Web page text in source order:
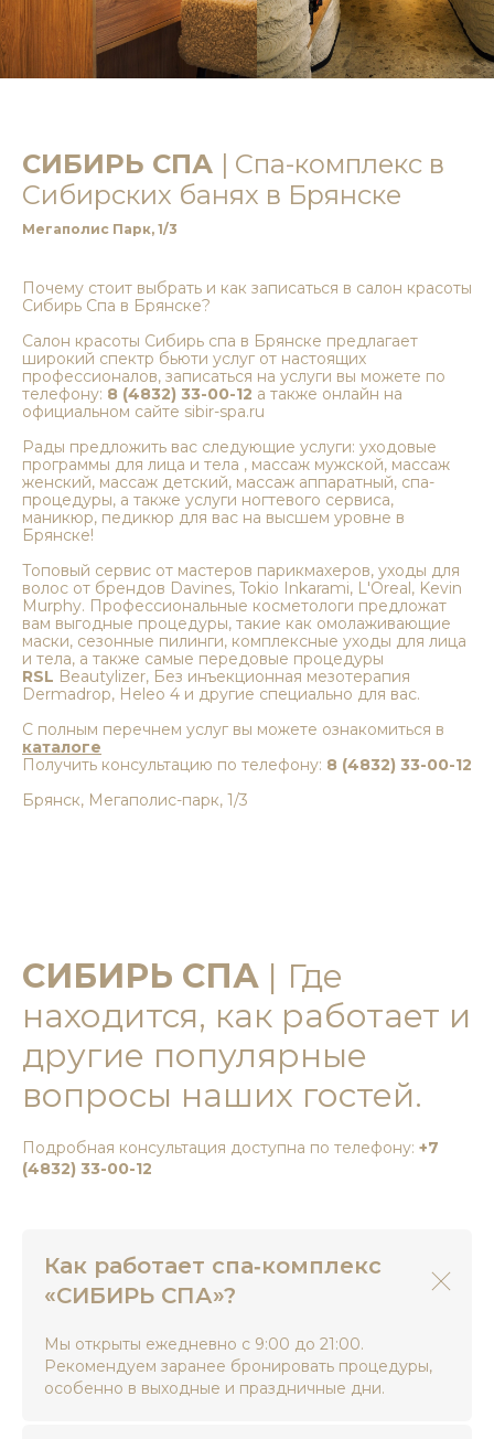
СИБИРЬ СПА | Спа-комплекс в
Сибирских банях в Брянске
Мегаполис Парк, 1/3
Почему стоит выбрать и как записаться в салон красоты
Сибирь Спа в Брянске?
Салон красоты Сибирь спа в Брянске предлагает
широкий спектр бьюти услуг от настоящих
профессионалов, записаться на услуги вы можете по
телефону: 8 (4832) 33-00-12 а также онлайн на
официальном сайте sibir-spa.ru
Рады предложить вас следующие услуги: уходовые
программы для лица и тела , массаж мужской, массаж
женский, массаж детский, массаж аппаратный, спа-
процедуры, а также услуги ногтевого сервиса,
маникюр, педикюр для вас на высшем уровне в
Брянске!
Топовый сервис от мастеров парикмахеров, уходы для
волос от брендов Davines, Tokio Inkarami, L'Oreal, Kevin
Murphy. Профессиональные косметологи предложат
вам выгодные процедуры, такие как омолаживающие
маски, сезонные пилинги, комплексные уходы для лица
и тела, а также самые передовые процедуры
RSL Beautylizer, Без инъекционная мезотерапия
Dermadrop, Heleo 4 и другие специально для вас.
С полным перечнем услуг вы можете ознакомиться в
каталоге
Получить консультацию по телефону: 8 (4832) 33-00-12
Брянск, Мегаполис-парк, 1/3
СИБИРЬ СПА | Где
находится, как работает и
другие популярные
вопросы наших гостей.
Подробная консультация доступна по телефону: +7
(4832) 33-00-12
Как работает спа‑комплекс
«СИБИРЬ СПА»?
Мы открыты ежедневно с 9:00 до 21:00.
Рекомендуем заранее бронировать процедуры,
особенно в выходные и праздничные дни.